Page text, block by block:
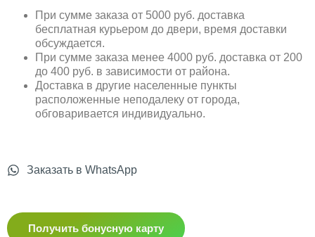
При сумме заказа от 5000 руб. доставка
бесплатная курьером до двери, время доставки
обсуждается.
При сумме заказа менее 4000 руб. доставка от 200
до 400 руб. в зависимости от района.
Доставка в другие населенные пункты
расположенные неподалеку от города,
обговаривается индивидуально.
Заказать в WhatsApp
Получить бонусную карту